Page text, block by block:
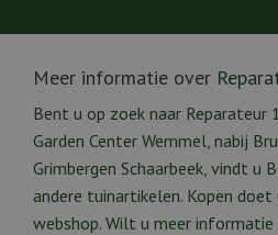
Meer informatie over
Bent u op zoek naar Reparateur
Garden Center Wemmel, nabij
Grimbergen Schaarbeek, vindt u
andere tuinartikelen. Kopen doet
webshop. Wilt u meer informatie